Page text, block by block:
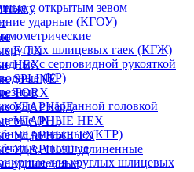
E-TX
HEX
SPLINE
TORX
УДАРНЫЕ
УДАРНЫЕ HEX
УДАРНЫЕ TX
УДАРНЫЕ удлиненные
удлиненные
с открытым зевом
ударные (КГОУ)
круглых шлицевых гаек (КГЖ)
с серповидной рукояткой
(КР)
с карданной головкой
(КТ)
рычажные (КТР)
свечные
для круглых шлицевых